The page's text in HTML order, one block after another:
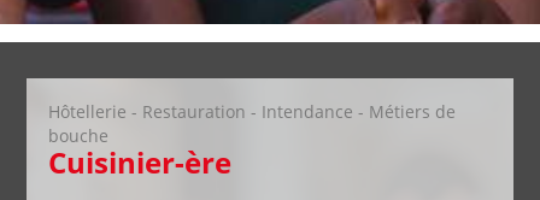
Hôtellerie - Restauration - Intendance - Métiers de
bouche
Cuisinier-ère